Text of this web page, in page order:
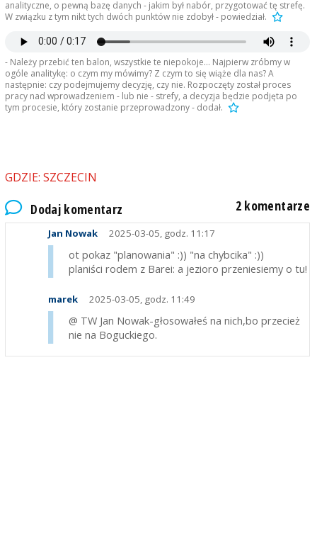
analityczne, o pewną bazę danych - jakim był nabór, przygotować tę strefę.
W związku z tym nikt tych dwóch punktów nie zdobył - powiedział.
- Należy przebić ten balon, wszystkie te niepokoje... Najpierw zróbmy w
ogóle analitykę: o czym my mówimy? Z czym to się wiąże dla nas? A
następnie: czy podejmujemy decyzję, czy nie. Rozpoczęty został proces
pracy nad wprowadzeniem - lub nie - strefy, a decyzja będzie podjęta po
tym procesie, który zostanie przeprowadzony - dodał.
GDZIE: SZCZECIN
Dodaj komentarz 2 komentarze
Jan Nowak 2025-03-05, godz. 11:17
ot pokaz "planowania" :)) "na chybcika" :))
planiści rodem z Barei: a jezioro przeniesiemy o tu!
marek 2025-03-05, godz. 11:49
@ TW Jan Nowak-głosowałeś na nich,bo przecież
nie na Boguckiego.